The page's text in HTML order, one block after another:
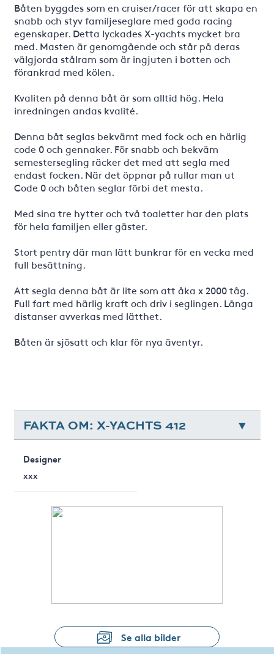
Båten byggdes som en cruiser/racer för att skapa en
snabb och styv familjeseglare med goda racing
egenskaper. Detta lyckades X-yachts mycket bra
med. Masten är genomgående och står på deras
välgjorda stålram som är ingjuten i botten och
förankrad med kölen.
Kvaliten på denna båt är som alltid hög. Hela
inredningen andas kvalité.
Denna båt seglas bekvämt med fock och en härlig
code 0 och gennaker. För snabb och bekväm
semestersegling räcker det med att segla med
endast focken. När det öppnar på rullar man ut
Code 0 och båten seglar förbi det mesta.
Med sina tre hytter och två toaletter har den plats
för hela familjen eller gäster.
Stort pentry där man lätt bunkrar för en vecka med
full besättning.
Att segla denna båt är lite som att åka x 2000 tåg.
Full fart med härlig kraft och driv i seglingen. Långa
distanser avverkas med lätthet.
Båten är sjösatt och klar för nya äventyr.
FAKTA OM: X-YACHTS 412
Designer
xxx
Se alla bilder